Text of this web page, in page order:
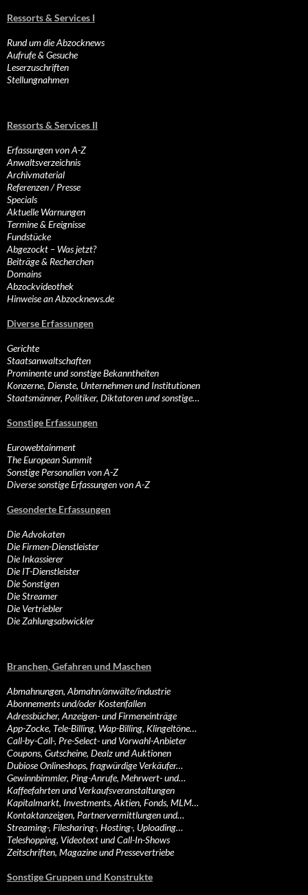
Ressorts & Services I
Rund um die Abzocknews
Aufrufe & Gesuche
Leserzuschriften
Stellungnahmen
Ressorts & Services II
Erfassungen von A-Z
Anwaltsverzeichnis
Archivmaterial
Referenzen / Presse
Specials
Aktuelle Warnungen
Termine & Ereignisse
Fundstücke
Abgezockt – Was jetzt?
Beiträge & Recherchen
Domains
Abzockvideothek
Hinweise an Abzocknews.de
Diverse Erfassungen
Gerichte
Staatsanwaltschaften
Prominente und sonstige Bekanntheiten
Konzerne, Dienste, Unternehmen und Institutionen
Staatsmänner, Politiker, Diktatoren und sonstige…
Sonstige Erfassungen
Eurowebtainment
The European Summit
Sonstige Personalien von A-Z
Diverse sonstige Erfassungen von A-Z
Gesonderte Erfassungen
Die Advokaten
Die Firmen-Dienstleister
Die Inkassierer
Die IT-Dienstleister
Die Sonstigen
Die Streamer
Die Vertriebler
Die Zahlungsabwickler
Branchen, Gefahren und Maschen
Abmahnungen, Abmahn/anwälte/industrie
Abonnements und/oder Kostenfallen
Adressbücher, Anzeigen- und Firmeneinträge
App-Zocke, Tele-Billing, Wap-Billing, Klingeltöne…
Call-by-Call-, Pre-Select- und Vorwahl-Anbieter
Coupons, Gutscheine, Dealz und Auktionen
Dubiose Onlineshops, fragwürdige Verkäufer…
Gewinnbimmler, Ping-Anrufe, Mehrwert- und…
Kaffeefahrten und Verkaufsveranstaltungen
Kapitalmarkt, Investments, Aktien, Fonds, MLM…
Kontaktanzeigen, Partnervermittlungen und…
Streaming-, Filesharing-, Hosting-, Uploading…
Teleshopping, Videotext und Call-In-Shows
Zeitschriften, Magazine und Pressevertriebe
Sonstige Gruppen und Konstrukte